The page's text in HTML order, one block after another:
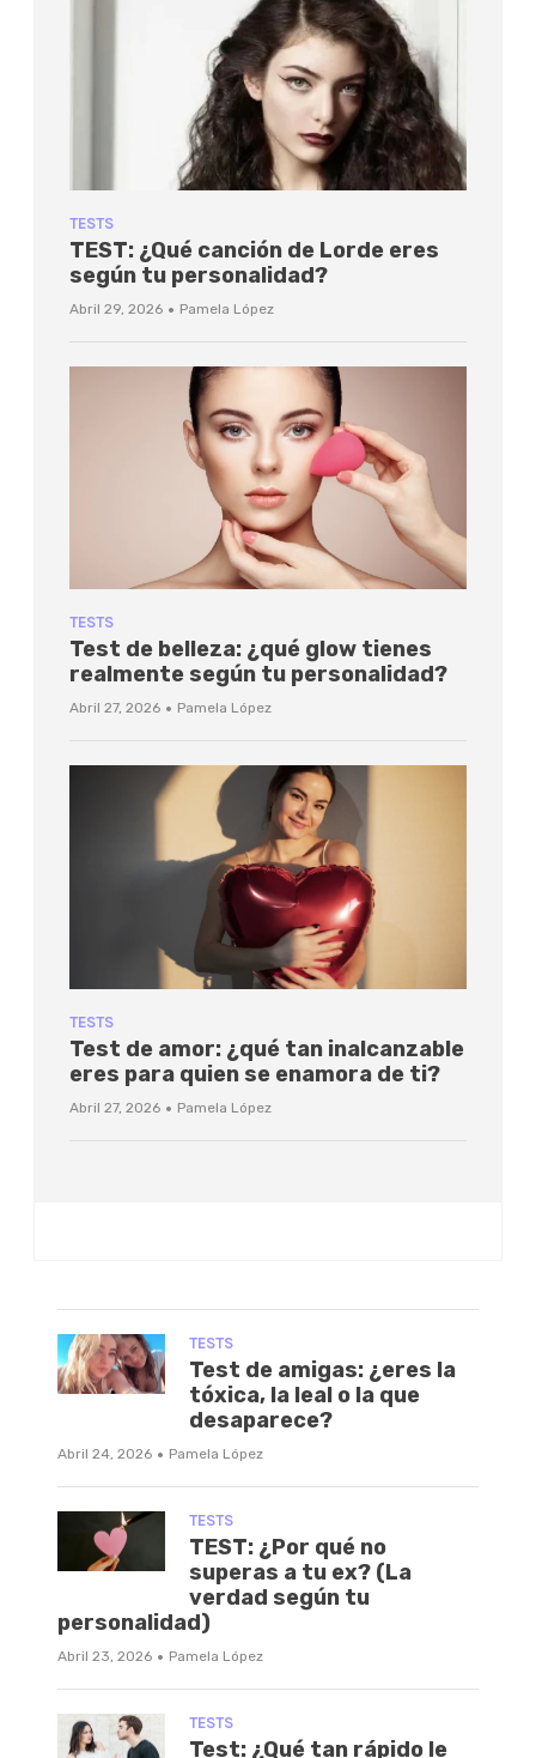
TESTS
TEST: ¿Qué canción de Lorde eres
según tu personalidad?
Abril 29, 2026 · Pamela López
TESTS
Test de belleza: ¿qué glow tienes
realmente según tu personalidad?
Abril 27, 2026 · Pamela López
TESTS
Test de amor: ¿qué tan inalcanzable
eres para quien se enamora de ti?
Abril 27, 2026 · Pamela López
TESTS
Test de amigas: ¿eres la
tóxica, la leal o la que
desaparece?
Abril 24, 2026 · Pamela López
TESTS
TEST: ¿Por qué no
superas a tu ex? (La
verdad según tu
personalidad)
Abril 23, 2026 · Pamela López
TESTS
Test: ¿Qué tan rápido le